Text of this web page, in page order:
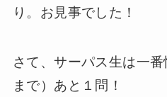
り。お見事でした！
さて、サーパス生は一
まで）あと１問！